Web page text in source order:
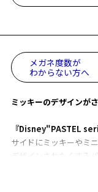
メガネ度数が
わからない方へ
ミッキーのデザインが
『Disney"PASTEL
サイドにミッキーやミ
デザインされたくすみ